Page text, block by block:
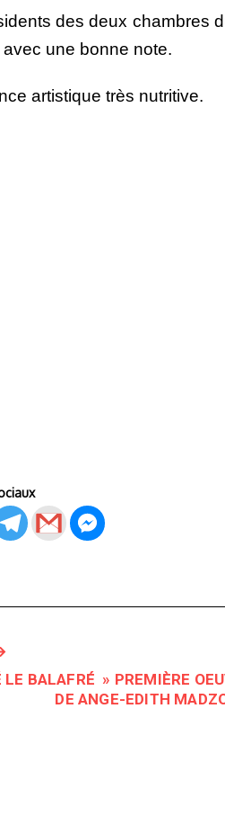
des deux chambres
une bonne note.
artistique très nutritive.
LE BALAFRÉ » PREMIÈRE
DE ANGE-EDITH